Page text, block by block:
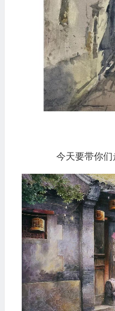
今天要带你